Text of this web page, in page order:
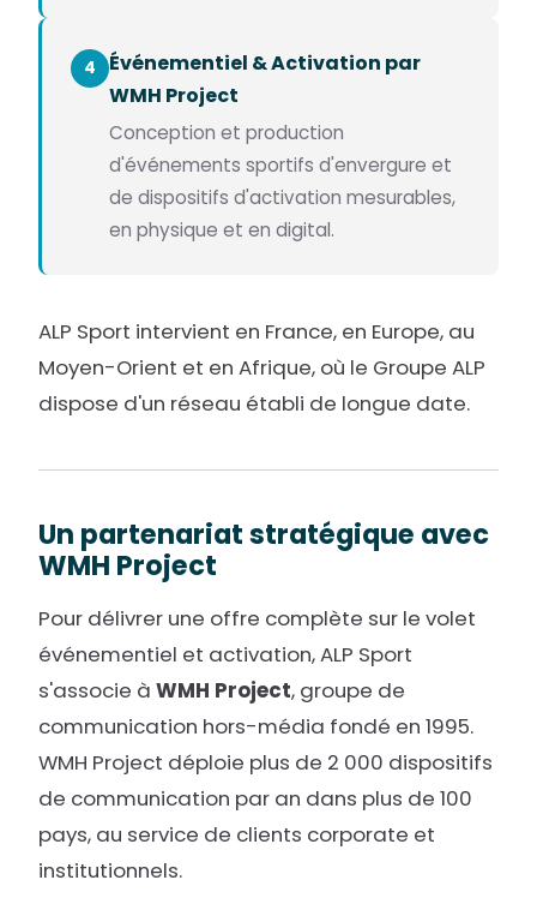
4
Événementiel & Activation par
WMH Project
Conception et production
d'événements sportifs d'envergure et
de dispositifs d'activation mesurables,
en physique et en digital.
ALP Sport intervient en France, en Europe, au
Moyen-Orient et en Afrique, où le Groupe ALP
dispose d'un réseau établi de longue date.
Un partenariat stratégique avec
WMH Project
Pour délivrer une offre complète sur le volet
événementiel et activation, ALP Sport
s'associe à WMH Project, groupe de
communication hors-média fondé en 1995.
WMH Project déploie plus de 2 000 dispositifs
de communication par an dans plus de 100
pays, au service de clients corporate et
institutionnels.